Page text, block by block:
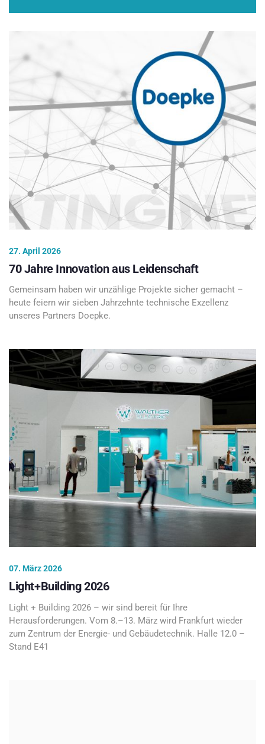
27. April 2026
70 Jahre Innovation aus Leidenschaft
Gemeinsam haben wir unzählige Projekte sicher gemacht –
heute feiern wir sieben Jahrzehnte technische Exzellenz
unseres Partners Doepke.
07. März 2026
Light+Building 2026
Light + Building 2026 – wir sind bereit für Ihre
Herausforderungen. Vom 8.–13. März wird Frankfurt wieder
zum Zentrum der Energie- und Gebäudetechnik. Halle 12.0 –
Stand E41